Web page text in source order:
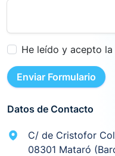
He leído y acepto la
Enviar Formulario
Datos de Contacto
C/ de Cristofor
08301 Mataró